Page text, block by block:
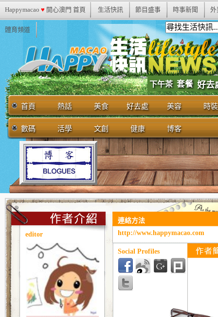
Happymacao ♥ 開心澳門 首頁 生活快訊 節目盛事 時事新聞 外
體育頻道
下午茶 套餐 好去
首頁 熱話 美食 好去處 美容 時裝
數碼 活學 文創 健康 博客
editor
連絡方法
http://www.happymacao.com
Social Profiles